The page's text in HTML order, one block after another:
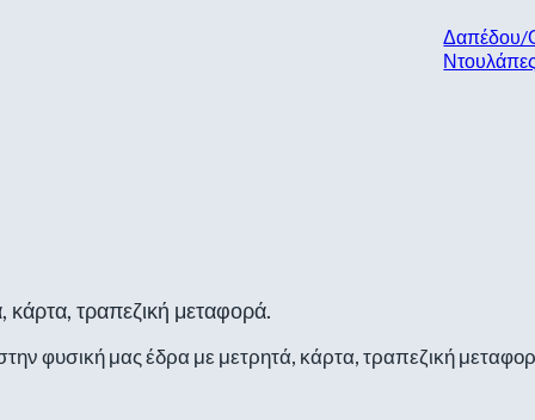
Δαπέδου/
τραπεζική μεταφορά.
φυσική μας έδρα με μετρητά, κάρτα, τραπεζική